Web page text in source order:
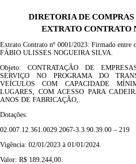
DIRETORIA DE COMPRAS
EXTRATO CONTRATO
Extrato Contrato nº 0001/2023: Firmado entre
FÁBIO ULISSES NOGUEIRA SILVA.
Objeto:
CONTRATAÇÃO DE
SERVIÇO NO PROGRAMA DO
VEÍCULOS COM CAPACIDADE
LUGARES, COM ACESSO PARA
ANOS DE FABRICAÇÃO,.
Dotações:
02.007.12.361.0029.2067-3.3.90.39.00 – 219
Vigência: 02/01/2023 à 01/01/2024.
Valor: R$ 189.244,00.